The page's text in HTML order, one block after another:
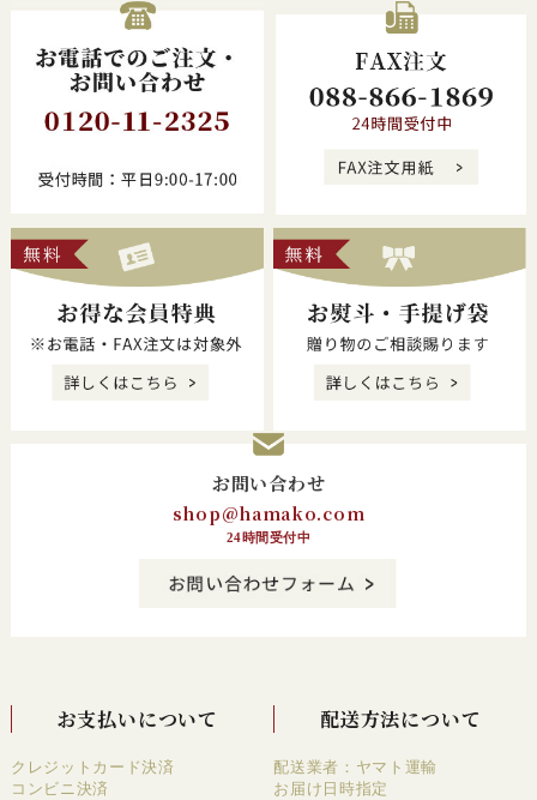
お問い合わせ
shop@hamako.com
24時間受付中
お支払いについて
クレジットカード決済
コンビニ決済
配送方法について
配送業者：ヤマト運輸
お届け日時指定